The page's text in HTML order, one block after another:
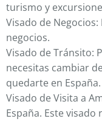
turismo y
Visado de
negocios.
Visado de Tránsito:
necesitas cambiar
quedarte en España.
Visado de Visita a
España. Este